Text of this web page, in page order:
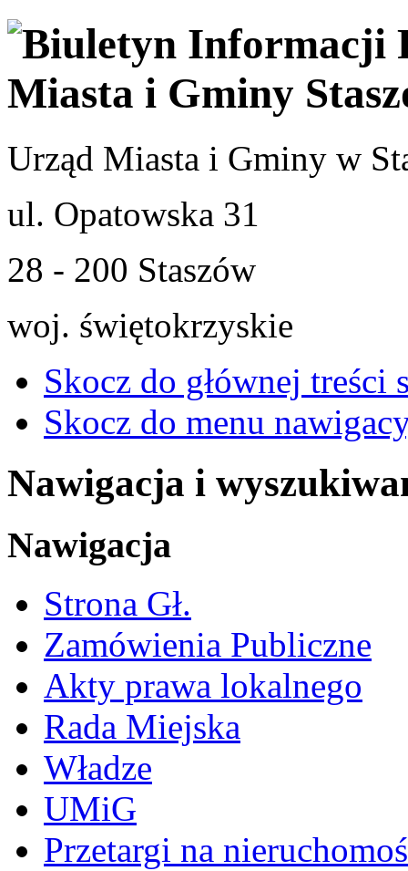
Urząd Miasta i Gminy w
ul. Opatowska 31
28 - 200 Staszów
woj. świętokrzyskie
Skocz do głównej treści
Skocz do menu
Nawigacja i
Nawigacja
Strona Gł.
Zamówienia Publiczne
Akty prawa lokalnego
Rada Miejska
Władze
UMiG
Przetargi na